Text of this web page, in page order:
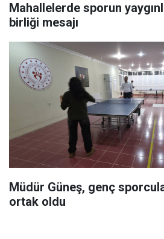
Mahallelerde sporun
birliği mesajı
Müdür Güneş, genç
ortak oldu